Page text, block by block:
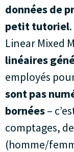
données de
petit tutoriel
Linear Mixed
linéaires
employés
sont pas
bornées–
comptages,
(homme/